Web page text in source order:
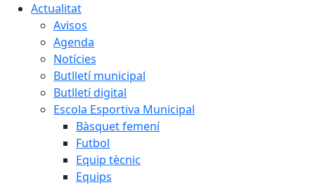
Actualitat
Avisos
Agenda
Notícies
Butlletí municipal
Butlletí digital
Escola Esportiva Municipal
Bàsquet femení
Futbol
Equip tècnic
Equips